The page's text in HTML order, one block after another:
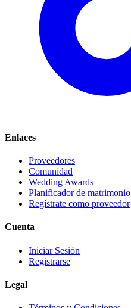
Enlaces
Proveedores
Comunidad
Wedding Awards
Planificador de matrimonio
Regístrate como proveedor
Cuenta
Iniciar Sesión
Registrarse
Legal